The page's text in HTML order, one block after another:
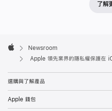
了解
Footer

Apple
Newsroom
Apple 領先業界的隱私權保護在 iOS 15、
選購與了解產品
Apple 錢包